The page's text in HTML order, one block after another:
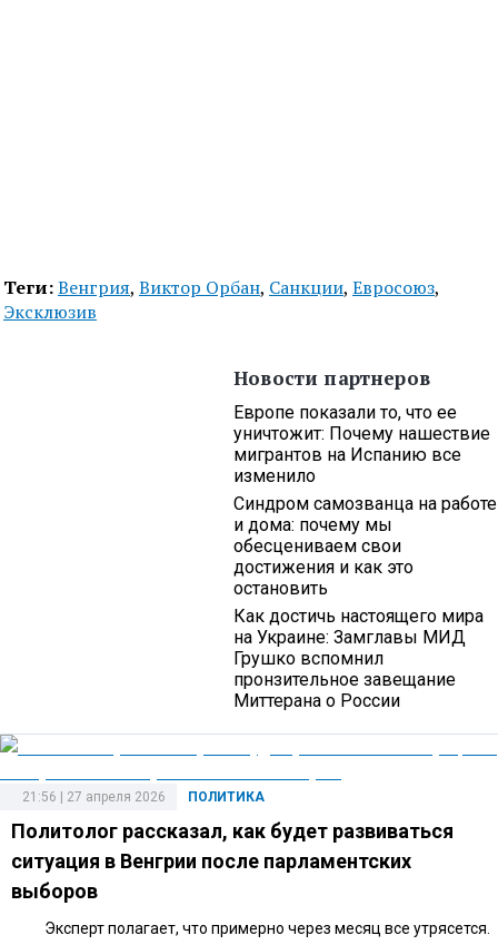
Теги:Венгрия, Виктор Орбан, Санкции, Евросоюз,
Эксклюзив
Новости партнеров
Европе показали то, что ее
уничтожит: Почему нашествие
мигрантов на Испанию все
изменило
Синдром самозванца на работе
и дома: почему мы
обесцениваем свои
достижения и как это
остановить
Как достичь настоящего мира
на Украине: Замглавы МИД
Грушко вспомнил
пронзительное завещание
Миттерана о России
ПОЛИТИКА
21:56 | 27 апреля 2026
Политолог рассказал, как будет развиваться
ситуация в Венгрии после парламентских
выборов
Эксперт полагает, что примерно через месяц все утрясется.